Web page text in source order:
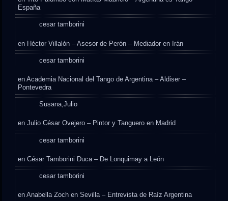
España
cesar tamborini
en Héctor Villalón – Asesor de Perón – Mediador en Irán
cesar tamborini
enAcademia Nacional del Tango de Argentina – Aldiser –
Pontevedra
Susana,Julio
enJulio César Ovejero – Pintor y Tanguero en Madrid
cesar tamborini
enCésar Tamborini Duca – De Lonquimay a León
cesar tamborini
enAnabella Zoch en Sevilla – Entrevista de Raíz Argentina